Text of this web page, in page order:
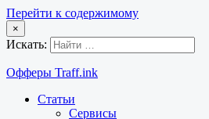
Перейти к содержимому
×
Искать:
Офферы Traff.ink
Статьи
Сервисы